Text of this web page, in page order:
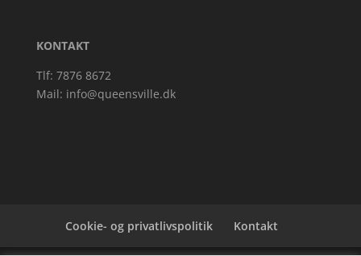
KONTAKT
Tlf: 7876 8672
Mail: info@queensville.dk
Cookie- og privatlivspolitik Kontakt